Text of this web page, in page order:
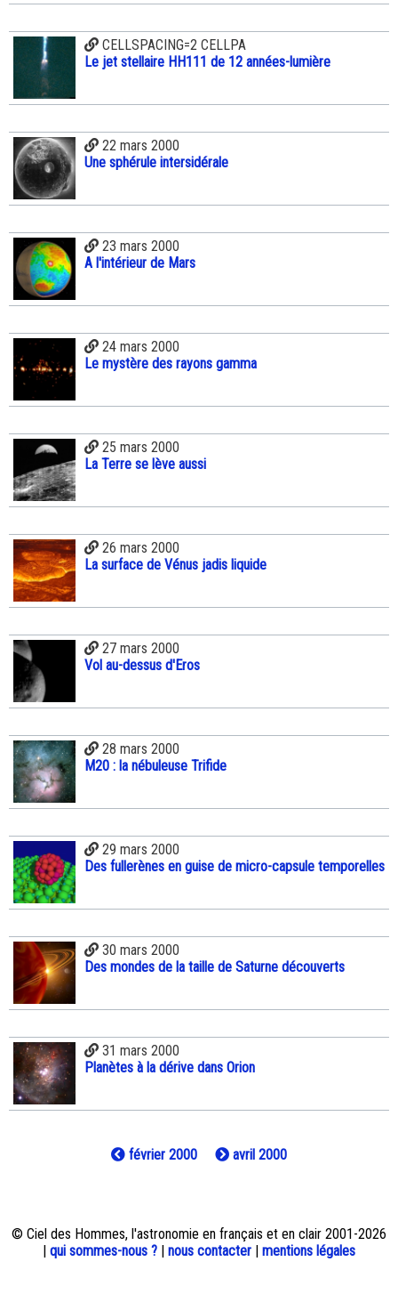
CELLSPACING=2 CELLPA
Le jet stellaire HH111 de 12 années-lumière
22 mars 2000
Une sphérule intersidérale
23 mars 2000
A l'intérieur de Mars
24 mars 2000
Le mystère des rayons gamma
25 mars 2000
La Terre se lève aussi
26 mars 2000
La surface de Vénus jadis liquide
27 mars 2000
Vol au-dessus d'Eros
28 mars 2000
M20 : la nébuleuse Trifide
29 mars 2000
Des fullerènes en guise de micro-capsule temporelles
30 mars 2000
Des mondes de la taille de Saturne découverts
31 mars 2000
Planètes à la dérive dans Orion
février 2000 avril 2000
© Ciel des Hommes, l'astronomie en français et en clair 2001-2026
| qui sommes-nous ? | nous contacter | mentions légales